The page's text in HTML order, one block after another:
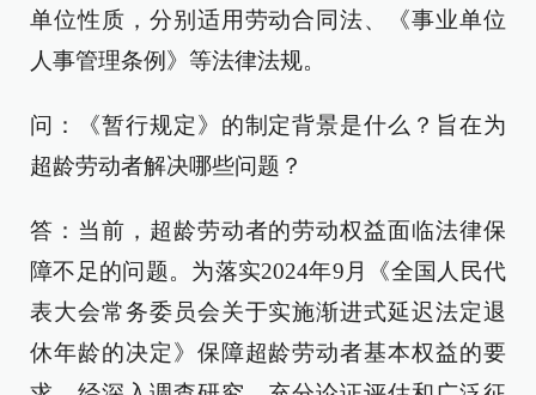
单位性质，分别适用劳动合同法、《事业单位
人事管理条例》等法律法规。
问：《暂行规定》的制定背景是什么？旨在为
超龄劳动者解决哪些问题？
答：当前，超龄劳动者的劳动权益面临法律保
障不足的问题。为落实2024年9月《全国人民代
表大会常务委员会关于实施渐进式延迟法定退
休年龄的决定》保障超龄劳动者基本权益的要